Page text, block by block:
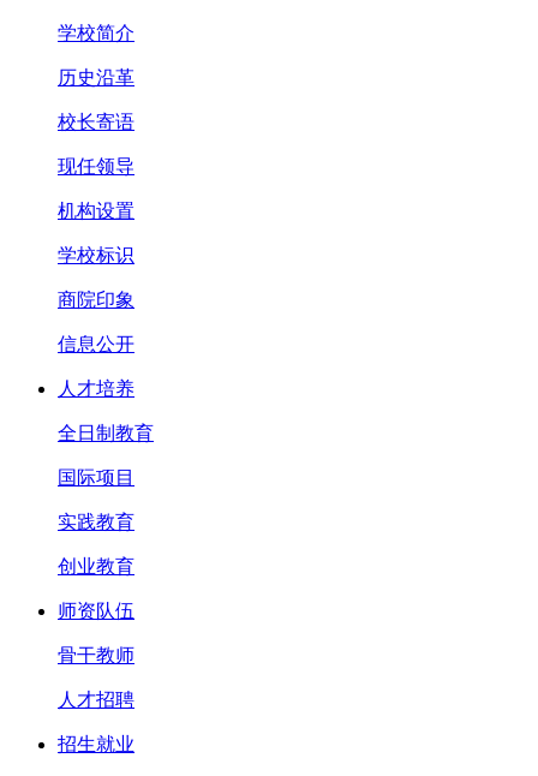
学校简介
历史沿革
校长寄语
现任领导
机构设置
学校标识
商院印象
信息公开
人才培养
全日制教育
国际项目
实践教育
创业教育
师资队伍
骨干教师
人才招聘
招生就业